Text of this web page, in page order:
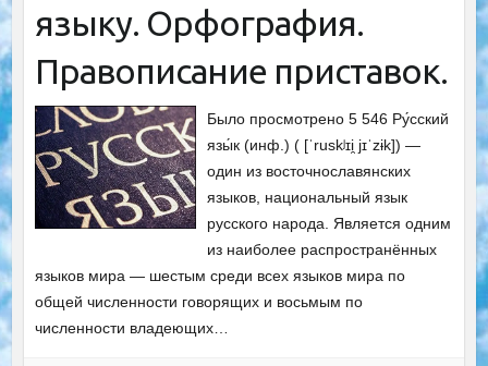
языку. Орфография.
Правописание приставок.
Было просмотрено 5 546 Ру́сский
язы́к (инф.) ( [ˈruskʲɪi̯ jɪˈzɨk]) —
один из восточнославянских
языков, национальный язык
русского народа. Является одним
из наиболее распространённых
языков мира — шестым среди всех языков мира по
общей численности говорящих и восьмым по
численности владеющих…